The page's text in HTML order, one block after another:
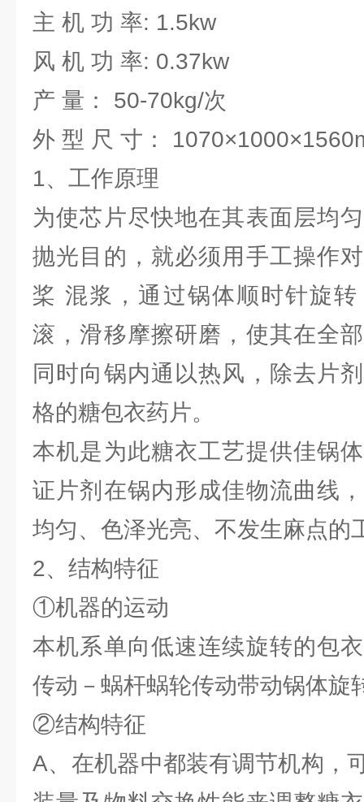
主 机 功 率: 1.5kw
风 机 功 率: 0.37kw
产 量： 50-70kg/次
外 型 尺 寸：
1、工作原理
为使芯片尽快地在其表面层均
抛光目的，就必须用手工操作
桨 混浆，通过锅体顺时针旋
滚，滑移摩擦研磨，使其在全
同时向锅内通以热风，除去片
格的糖包衣药片。
本机是为此糖衣工艺提供佳锅
证片剂在锅内形成佳物流曲线
均匀、色泽光亮、不发生麻点的
2、结构特征
①机器的运动
本机系单向低速连续旋转的包
传动－蜗杆蜗轮传动带动锅体旋
②结构特征
A、在机器中都装有调节机构，